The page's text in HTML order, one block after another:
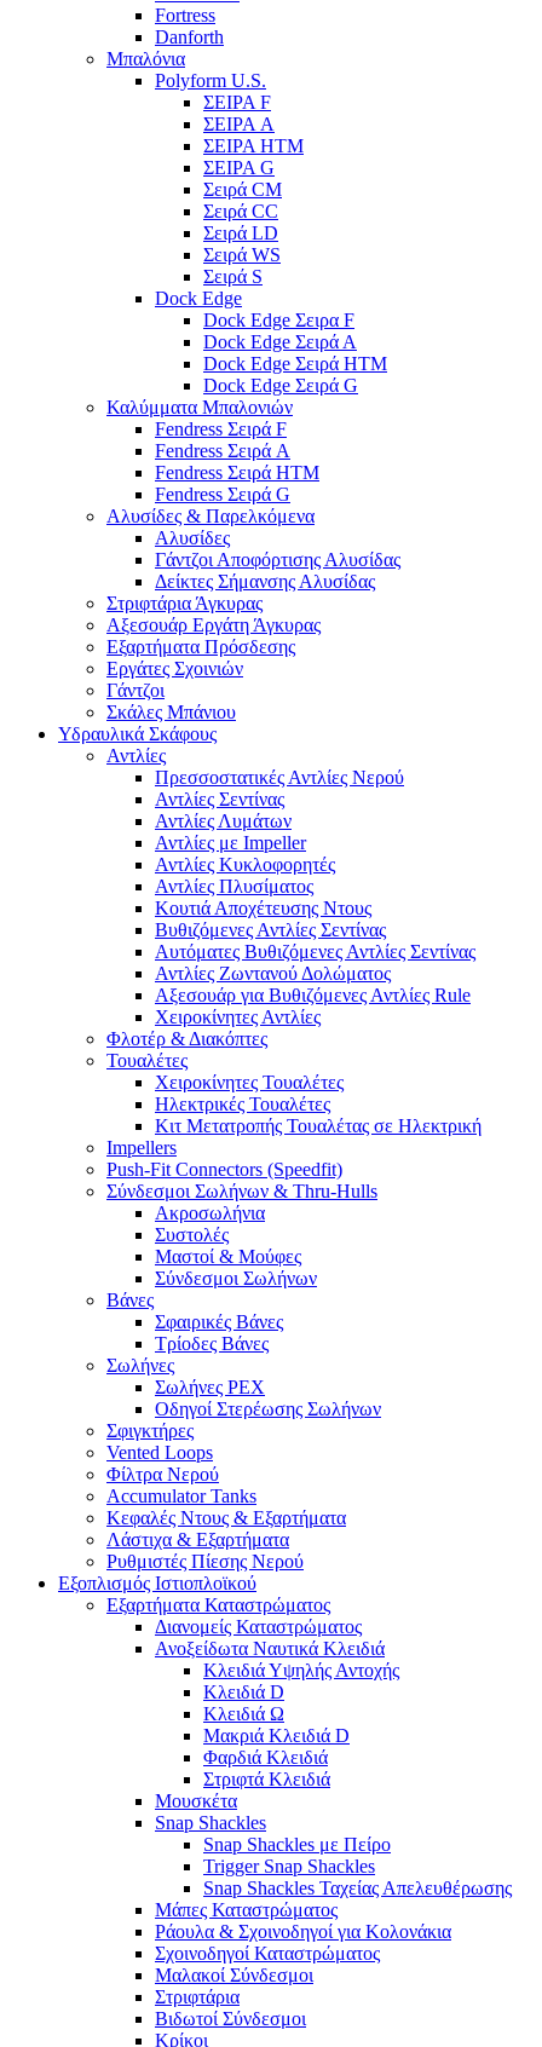
Fortress
Danforth
Μπαλόνια
Polyform U.S.
ΣΕΙΡΑ F
ΣΕΙΡΑ A
ΣΕΙΡΑ HTM
ΣΕΙΡΑ G
Σειρά CM
Σειρά CC
Σειρά LD
Σειρά WS
Σειρά S
Dock Edge
Dock Edge Σειρα F
Dock Edge Σειρά Α
Dock Edge Σειρά HTM
Dock Edge Σειρά G
Καλύμματα Μπαλονιών
Fendress Σειρά F
Fendress Σειρά A
Fendress Σειρά HTM
Fendress Σειρά G
Αλυσίδες & Παρελκόμενα
Αλυσίδες
Γάντζοι Αποφόρτισης Αλυσίδας
Δείκτες Σήμανσης Αλυσίδας
Στριφτάρια Άγκυρας
Αξεσουάρ Εργάτη Άγκυρας
Εξαρτήματα Πρόσδεσης
Εργάτες Σχοινιών
Γάντζοι
Σκάλες Μπάνιου
Υδραυλικά Σκάφους
Αντλίες
Πρεσσοστατικές Αντλίες Νερού
Αντλίες Σεντίνας
Αντλίες Λυμάτων
Αντλίες με Impeller
Αντλίες Κυκλοφορητές
Αντλίες Πλυσίματος
Κουτιά Αποχέτευσης Ντους
Βυθιζόμενες Αντλίες Σεντίνας
Αυτόματες Βυθιζόμενες Αντλίες Σεντίνας
Αντλίες Ζωντανού Δολώματος
Αξεσουάρ για Βυθιζόμενες Αντλίες Rule
Χειροκίνητες Αντλίες
Φλοτέρ & Διακόπτες
Τουαλέτες
Χειροκίνητες Τουαλέτες
Ηλεκτρικές Τουαλέτες
Κιτ Μετατροπής Τουαλέτας σε Ηλεκτρική
Impellers
Push-Fit Connectors (Speedfit)
Σύνδεσμοι Σωλήνων & Thru-Hulls
Ακροσωλήνια
Συστολές
Μαστοί & Μούφες
Σύνδεσμοι Σωλήνων
Βάνες
Σφαιρικές Βάνες
Τρίοδες Βάνες
Σωλήνες
Σωλήνες PEX
Οδηγοί Στερέωσης Σωλήνων
Σφιγκτήρες
Vented Loops
Φίλτρα Νερού
Accumulator Tanks
Κεφαλές Ντους & Εξαρτήματα
Λάστιχα & Εξαρτήματα
Ρυθμιστές Πίεσης Νερού
Εξοπλισμός Ιστιοπλοϊκού
Εξαρτήματα Καταστρώματος
Διανομείς Καταστρώματος
Ανοξείδωτα Ναυτικά Κλειδιά
Κλειδιά Υψηλής Αντοχής
Κλειδιά D
Κλειδιά Ω
Μακριά Κλειδιά D
Φαρδιά Κλειδιά
Στριφτά Κλειδιά
Μουσκέτα
Snap Shackles
Snap Shackles με Πείρο
Trigger Snap Shackles
Snap Shackles Ταχείας Απελευθέρωσης
Μάπες Καταστρώματος
Ράουλα & Σχοινοδηγοί για Κολονάκια
Σχοινοδηγοί Καταστρώματος
Μαλακοί Σύνδεσμοι
Στριφτάρια
Βιδωτοί Σύνδεσμοι
Κρίκοι